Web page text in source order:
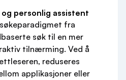
personlig assistent
fra
søk til en mer
tilnærming. Ved å
reduseres
applikasjoner eller